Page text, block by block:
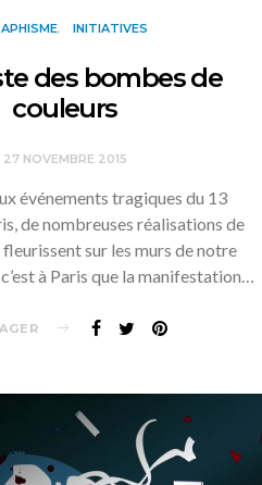
INITIATIVES
des bombes de
couleurs
27 NOVEMBRE 2015
événements tragiques du 13
de nombreuses réalisations de
sur les murs de notre
à Paris que la manifestation…